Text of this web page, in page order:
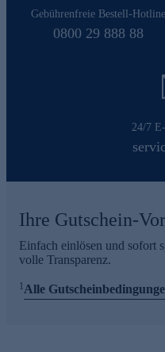
Gebührenfreie Bestell-Hotline
0800 29 888 88
24/7
Ihre Gutschein-
Einfach einlösen und sofort
volle Transparenz.
1Alle